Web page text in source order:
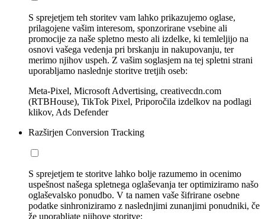
S sprejetjem teh storitev vam lahko prikazujemo oglase,
prilagojene vašim interesom, sponzorirane vsebine ali
promocije za naše spletno mesto ali izdelke, ki temleljijo na
osnovi vašega vedenja pri brskanju in nakupovanju, ter
merimo njihov uspeh. Z vašim soglasjem na tej spletni strani
uporabljamo naslednje storitve tretjih oseb:
Meta-Pixel, Microsoft Advertising, creativecdn.com
(RTBHouse), TikTok Pixel, Priporočila izdelkov na podlagi
klikov, Ads Defender
Razširjen Conversion Tracking
S sprejetjem te storitve lahko bolje razumemo in ocenimo
uspešnost našega spletnega oglaševanja ter optimiziramo našo
oglaševalsko ponudbo. V ta namen vaše šifrirane osebne
podatke sinhroniziramo z naslednjimi zunanjimi ponudniki, če
že uporabljate njihove storitve: